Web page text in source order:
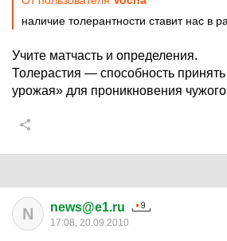
наличие толерантности ставит нас в
Учите матчасть и определения.
Толерастия — способность
урожая» для проникновения
N news@e1.ru
17:08, 20.09.2010